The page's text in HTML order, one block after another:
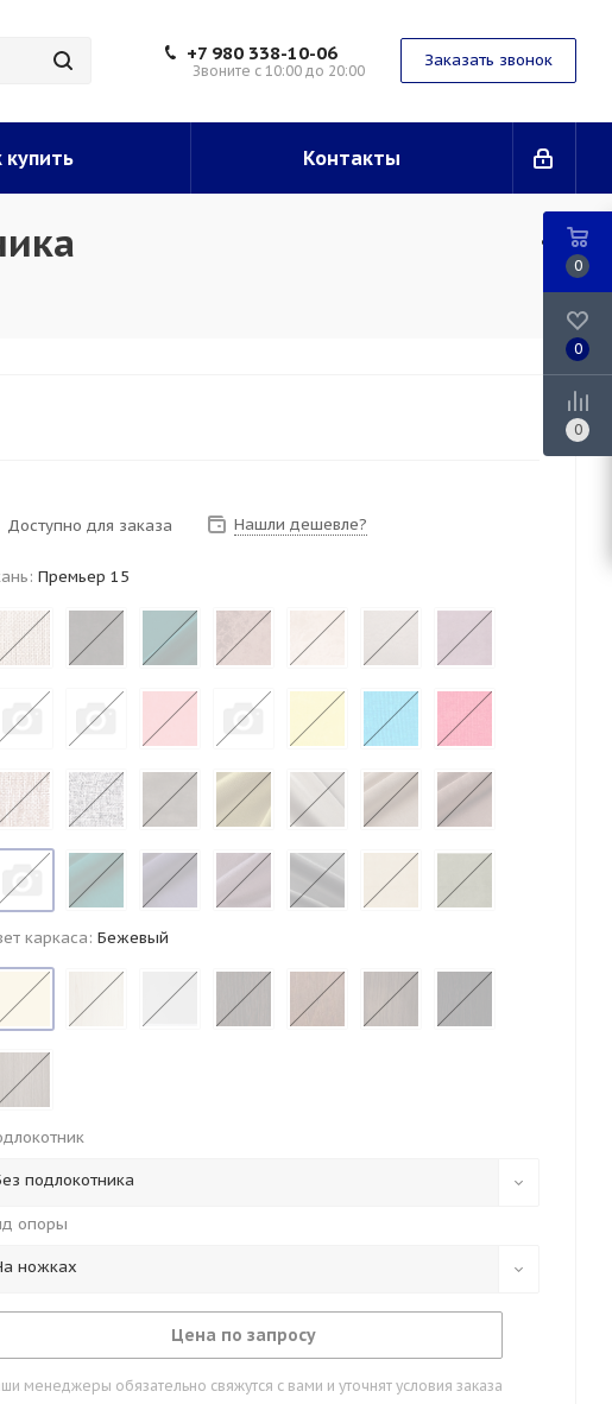
+7 980 338-10-06
Звоните с 10:00 до 20:00
Заказать звонок
купить Контакты
Доступно для заказа Нашли дешевле?
Премьер 15
каркаса: Бежевый
подлокотника
опоры
ножках
Цена по запросу
менеджеры обязательно свяжутся с вами и уточнят условия заказа
0
0
0